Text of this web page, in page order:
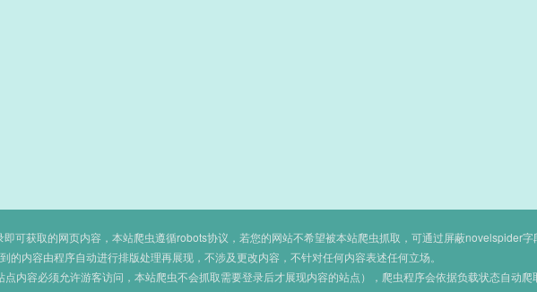
可获取的网页内容，本站爬虫遵循robots协议，若您的网站不希望被本站爬虫抓取，可通过屏蔽novelspider字
的内容由程序自动进行排版处理再展现，不涉及更改内容，不针对任何内容表述任何立场。
内容必须允许游客访问，本站爬虫不会抓取需要登录后才展现内容的站点），爬虫程序会依据负载状态自动爬